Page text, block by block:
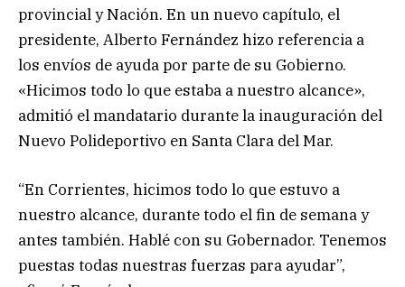
provincial y Nación. En un nuevo capítulo, el
presidente, Alberto Fernández hizo referencia a
los envíos de ayuda por parte de su Gobierno.
«Hicimos todo lo que estaba a nuestro alcance»,
admitió el mandatario durante la inauguración del
Nuevo Polideportivo en Santa Clara del Mar.
“En Corrientes, hicimos todo lo que estuvo a
nuestro alcance, durante todo el fin de semana y
antes también. Hablé con su Gobernador. Tenemos
puestas todas nuestras fuerzas para ayudar”,